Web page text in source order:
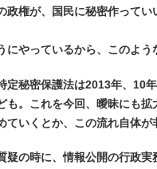
政権が、国民に秘密作って
にやっているから、このよう
定秘密保護法は2013年、10
も。これを今回、曖昧にも
ていくとか、この流れ自体が
疑の時に、情報公開の行政